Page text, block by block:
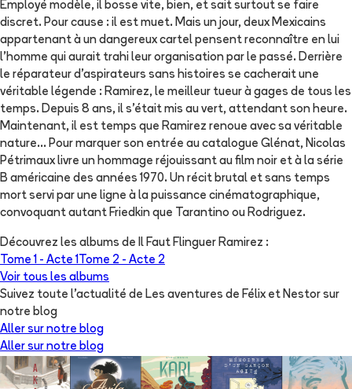
Employé modèle, il bosse vite, bien, et sait surtout se faire
discret. Pour cause : il est muet. Mais un jour, deux Mexicains
appartenant à un dangereux cartel pensent reconnaître en lui
l'homme qui aurait trahi leur organisation par le passé. Derrière
le réparateur d'aspirateurs sans histoires se cacherait une
véritable légende : Ramirez, le meilleur tueur à gages de tous les
temps. Depuis 8 ans, il s'était mis au vert, attendant son heure.
Maintenant, il est temps que Ramirez renoue avec sa véritable
nature... Pour marquer son entrée au catalogue Glénat, Nicolas
Pétrimaux livre un hommage réjouissant au film noir et à la série
B américaine des années 1970. Un récit brutal et sans temps
mort servi par une ligne à la puissance cinématographique,
convoquant autant Friedkin que Tarantino ou Rodriguez.
Découvrez les albums de Il Faut Flinguer Ramirez :
Tome 1 - Acte 1 Tome 2 - Acte 2
Voir tous les albums
Suivez toute l'actualité de Les aventures de Félix et Nestor sur
notre blog
Aller sur notre blog
Aller sur notre blog